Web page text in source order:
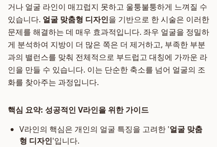
거나 얼굴 라인이 매끄럽지 못하고 울퉁불퉁하게 느껴질 수
있습니다. 얼굴 맞춤형 디자인을 기반으로 한 시술은 이러한
문제를 해결하는 데 매우 효과적입니다. 좌우 얼굴을 정밀하
게 분석하여 지방이 더 많은 쪽은 더 제거하고, 부족한 부분
과의 밸런스를 맞춰 전체적으로 부드럽고 대칭에 가까운 라
인을 만들 수 있습니다. 이는 단순한 축소를 넘어 얼굴의 조
화를 찾아주는 과정입니다.
핵심 요약: 성공적인 V라인을 위한 가이드
V라인의 핵심은 개인의 얼굴 특징을 고려한 '얼굴 맞춤
형 디자인'입니다.